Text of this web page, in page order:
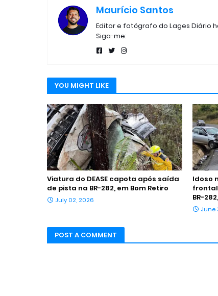
Maurício Santos
Editor e fotógrafo do Lages Diário
Siga-me:
YOU MIGHT LIKE
Viatura do DEASE capota após saída
de pista na BR-282, em Bom Retiro
July 02, 2026
Idoso
BR-
June
POST A COMMENT